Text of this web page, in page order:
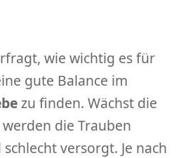
wie wichtig es für
gute Balance im
zu finden. Wächst die
die Trauben
versorgt. Je nach